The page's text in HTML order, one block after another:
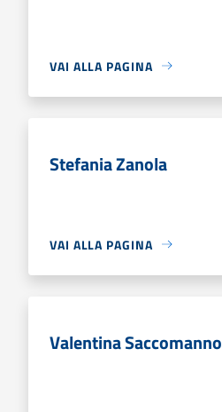
VAI ALLA PAGINA
Stefania Zanola
VAI ALLA PAGINA
Valentina Saccomanno